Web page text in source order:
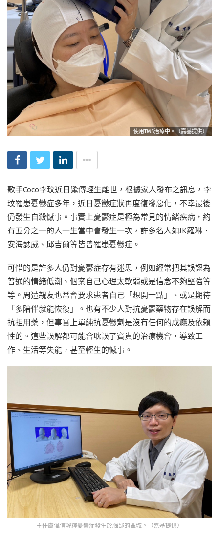
使用TMS治療中。（嘉基提供）
歌手Coco李玟近日驚傳輕生離世，根據家人發布之訊息，李
玟罹患憂鬱症多年，近日憂鬱症狀再度復發惡化，不幸最後
仍發生自殺憾事。事實上憂鬱症是極為常見的情緒疾病，約
有五分之一的人一生當中會發生一次，許多名人如JK羅琳、
安海瑟威、邱吉爾等皆曾罹患憂鬱症。
可惜的是許多人仍對憂鬱症存有迷思，例如經常把其誤認為
普通的情緒低潮、個案自己心理太軟弱或是信念不夠堅強等
等。周遭親友也常會要求患者自己「想開一點」、或是期待
「多陪伴就能恢復」。也有不少人對抗憂鬱藥物存在誤解而
抗拒用藥，但事實上單純抗憂鬱劑是沒有任何的成癮及依賴
性的。這些誤解都可能會耽誤了寶貴的治療機會，導致工
作、生活等失能，甚至輕生的憾事。
主任盧偉信解釋憂鬱症發生於腦部的區域。（嘉基提供）